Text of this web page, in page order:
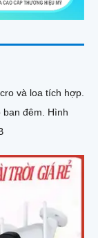
và loa tích hợp.
ban đêm. Hình